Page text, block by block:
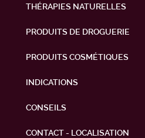
THÉRAPIES NATURELLES
PRODUITS DE DROGUERIE
PRODUITS COSMÉTIQUES
INDICATIONS
CONSEILS
CONTACT - LOCALISATION